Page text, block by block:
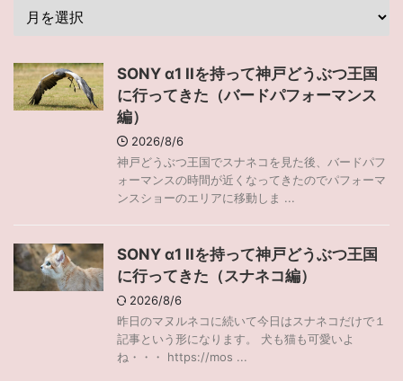
SONY α1 IIを持って神戸どうぶつ王国
に行ってきた（バードパフォーマンス
編）
2026/8/6
神戸どうぶつ王国でスナネコを見た後、バードパフ
ォーマンスの時間が近くなってきたのでパフォーマ
ンスショーのエリアに移動しま ...
SONY α1 IIを持って神戸どうぶつ王国
に行ってきた（スナネコ編）
2026/8/6
昨日のマヌルネコに続いて今日はスナネコだけで１
記事という形になります。 犬も猫も可愛いよ
ね・・・ https://mos ...